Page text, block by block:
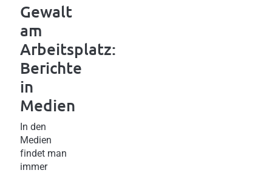
Gewalt
am
Arbeitsplatz:
Berichte
in
Medien
In den
Medien
findet man
immer